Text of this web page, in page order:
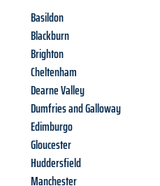
Basildon
Blackburn
Brighton
Cheltenham
Dearne Valley
Dumfries and Galloway
Edimburgo
Gloucester
Huddersfield
Manchester